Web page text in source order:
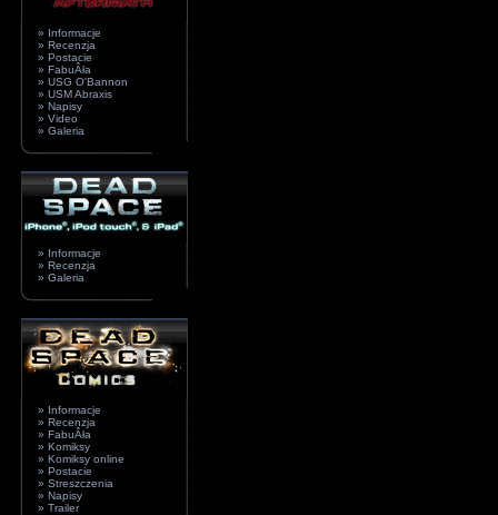
» Informacje
» Recenzja
» Postacie
» FabuÂła
» USG O'Bannon
» USM Abraxis
» Napisy
» Video
» Galeria
» Informacje
» Recenzja
» Galeria
» Informacje
» Recenzja
» FabuÂła
» Komiksy
» Komiksy online
» Postacie
» Streszczenia
» Napisy
» Trailer